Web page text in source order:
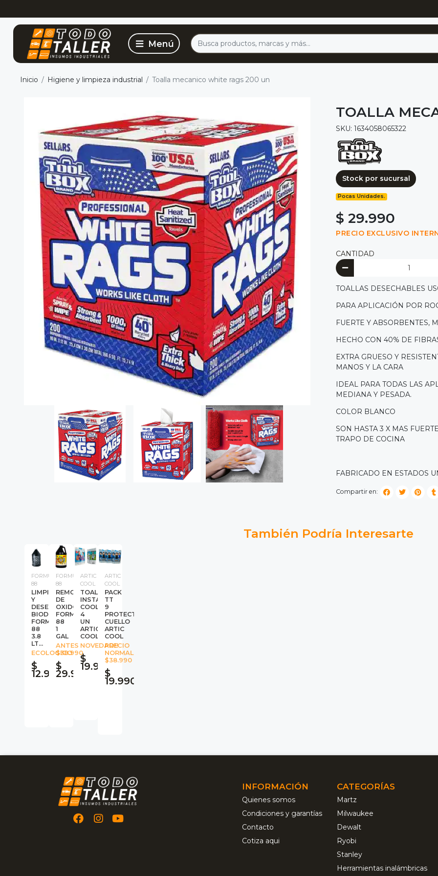
Inicio Higiene y limpieza industrial Toalla mecanico white rags 200 un
TOALLA
SKU: 1634058065322
Stock por sucursal
Pocas Unidades.
$ 29.990
PRECIO EXCLUSIVO
CANTIDAD
TOALLAS DESECHABLES
PARA APLICACIÓN POR
FUERTE Y ABSORBENTES,
HECHO CON 40% DE
EXTRA GRUESO Y
MANOS Y LA CARA
IDEAL PARA TODAS LAS
MEDIANA Y PESADA.
COLOR BLANCO
SON HASTA 3 X MAS
TRAPO DE COCINA
FABRICADO EN ESTADOS
Compartir en:
También Podría Interesarte
FORMULA
88
LIMPIADOR
Y
DESENGRASANTE
BIODEGRADABLE
FORMULA
88
3.8
LT...
ECOLOGICO
$
12.990
FORMULA
88
REMOVEDOR
DE
OXIDO
FORMULA
88
1
GAL
ANTES
$38.990
$
29.990
ARTIC
COOL
TOALLA
INSTANT
COOLING
4
UN
ARTIC
COOL
NOVEDAD!!
$
19.990
ARTIC
COOL
PACK
TT
9
PROTECTORES
CUELLO
ARTIC
COOL
PRECIO
NORMAL
$38.990
$
19.990
INFORMACIÓN
Quienes somos
Condiciones y garantías
Contacto
Cotiza aqui
CATEGORÍAS
Martz
Milwaukee
Dewalt
Ryobi
Stanley
Herramientas inalámbricas